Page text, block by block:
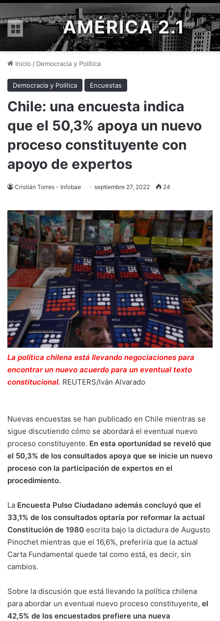
Menú AMÉRICA 2.1
Inicio / Democracia y Política
Democracia y Política Encuestas
Chile: una encuesta indica
que el 50,3% apoya un nuevo
proceso constituyente con
apoyo de expertos
Cristián Torres - Infobae septiembre 27, 2022 24
La política chilena está llevando negociaciones para
encontrar un nuevo acuerdo para un eventual texto
constitucional. REUTERS/Iván Alvarado
Nuevas encuestas se han publicado en Chile mientras se
sigue discutiendo cómo se abordará el eventual nuevo
proceso constituyente. En esta oportunidad se reveló que
el 50,3% de los consultados apoya que se inicie un nuevo
proceso con la participación de expertos en el
procedimiento.
La Encuesta Pulso Ciudadano además concluyó que el
33,1% de los consultados optaría por reformar la actual
Constitución de 1980 escrita bajo la dictadura de Augusto
Pinochet mientras que el 16,6%, preferiría que la actual
Carta Fundamental quede tal como está, es decir, sin
cambios.
Sobre la discusión que está llevando la política chilena
para abordar un eventual nuevo proceso constituyente, el
42,5% de los encuestados prefiere una nueva